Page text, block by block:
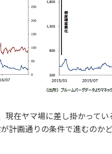
現在ヤマ場に差し掛かって
計画通りの条件で進むのか